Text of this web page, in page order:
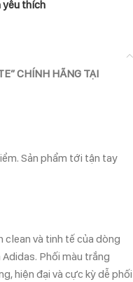
yêu thích
CHÍNH HÃNG TẠI
Sản phẩm tới tận tay
clean và tinh tế của dòng
Phối màu trắng
hiện đại và cực kỳ dễ phối